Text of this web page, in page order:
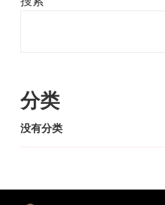
分类
没有分类